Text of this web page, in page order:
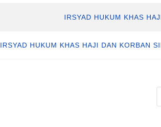
IRSYAD HUKUM KHAS
IRSYAD HUKUM KHAS HAJI DAN KORBAN